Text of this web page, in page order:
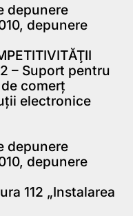
depunere
depunere
– Suport pentru
comerţ
electronice
depunere
depunere
112 „Instalarea